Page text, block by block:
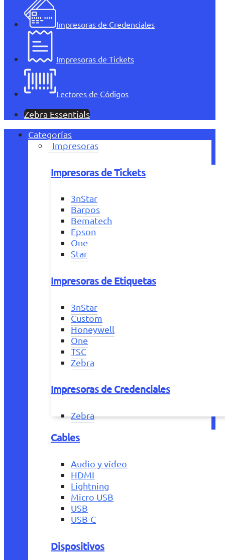
Impresoras de Credenciales
Impresoras de Tickets
Lectores de Códigos
Zebra Essentials
Categorías
Impresoras
Impresoras de Tickets
3nStar
Barpos
Bematech
Epson
One
Star
Impresoras de Etiquetas
3nStar
Custom
Honeywell
One
TSC
Zebra
Impresoras de Credenciales
Zebra
Cables
Audio y vídeo
HDMI
Lightning
Micro USB
USB
USB-C
Dispositivos